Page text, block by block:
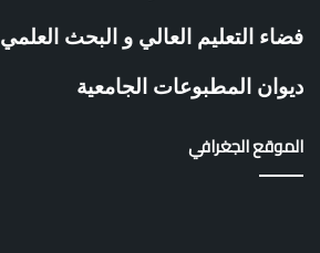
فضاء التعليم العالي و البحث العلمي
ديوان المطبوعات الجامعية
الموقع الجغرافي